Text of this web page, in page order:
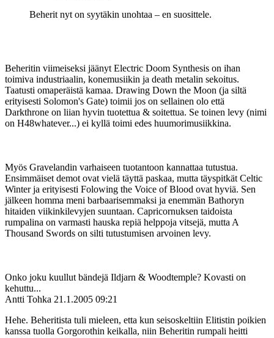
Beherit nyt on syytäkin unohtaa – en suosittele.
Beheritin viimeiseksi jäänyt Electric Doom Synthesis on ihan
toimiva industriaalin, konemusiikin ja death metalin sekoitus.
Taatusti omaperäistä kamaa. Drawing Down the Moon (ja siltä
erityisesti Solomon's Gate) toimii jos on sellainen olo että
Darkthrone on liian hyvin tuotettua & soitettua. Se toinen levy (nimi
on H48whatever...) ei kyllä toimi edes huumorimusiikkina.
Myös Gravelandin varhaiseen tuotantoon kannattaa tutustua.
Ensimmäiset demot ovat vielä täyttä paskaa, mutta täyspitkät Celtic
Winter ja erityisesti Folowing the Voice of Blood ovat hyviä. Sen
jälkeen homma meni barbaarisemmaksi ja enemmän Bathoryn
hitaiden viikinkilevyjen suuntaan. Capricornuksen taidoista
rumpalina on varmasti hauska repiä helppoja vitsejä, mutta A
Thousand Swords on silti tutustumisen arvoinen levy.
Onko joku kuullut bändejä Ildjarn & Woodtemple? Kovasti on
kehuttu...
Antti Tohka 21.1.2005 09:21
Hehe. Beheritista tuli mieleen, etta kun seisoskeltiin Elitistin poikien
kanssa tuolla Gorgorothin keikalla, niin Beheritin rumpali heitti